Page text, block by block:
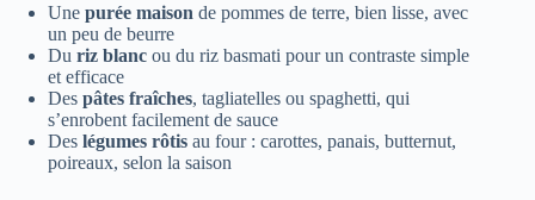
Une purée maison de pommes de terre, bien lisse, avec
un peu de beurre
Du riz blanc ou du riz basmati pour un contraste simple
et efficace
Des pâtes fraîches, tagliatelles ou spaghetti, qui
s’enrobent facilement de sauce
Des légumes rôtis au four : carottes, panais, butternut,
poireaux, selon la saison